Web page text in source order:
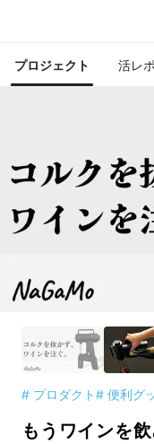
プロジェクト 活レポ
# プロダクト# 便利グ
もうワインを